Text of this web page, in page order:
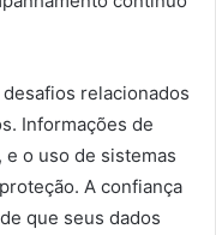
relacionados
Informações de
o uso de sistemas
A confiança
que seus dados